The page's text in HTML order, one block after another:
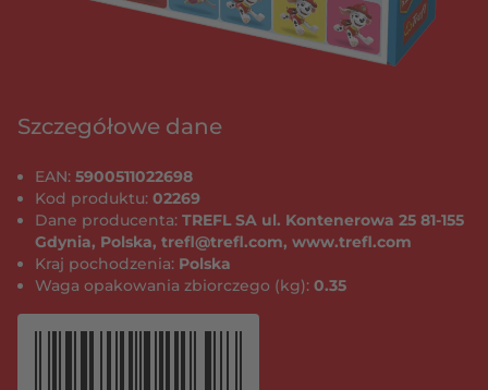
Szczegółowe dane
EAN: 5900511022698
Kod produktu: 02269
Dane producenta: TREFL SA ul. Kontenerowa 25 81-155
Gdynia, Polska, trefl@trefl.com, www.trefl.com
Kraj pochodzenia: Polska
Waga opakowania zbiorczego (kg): 0.35